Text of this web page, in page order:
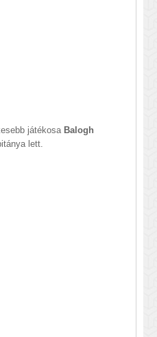
játékosa Balogh
lett.